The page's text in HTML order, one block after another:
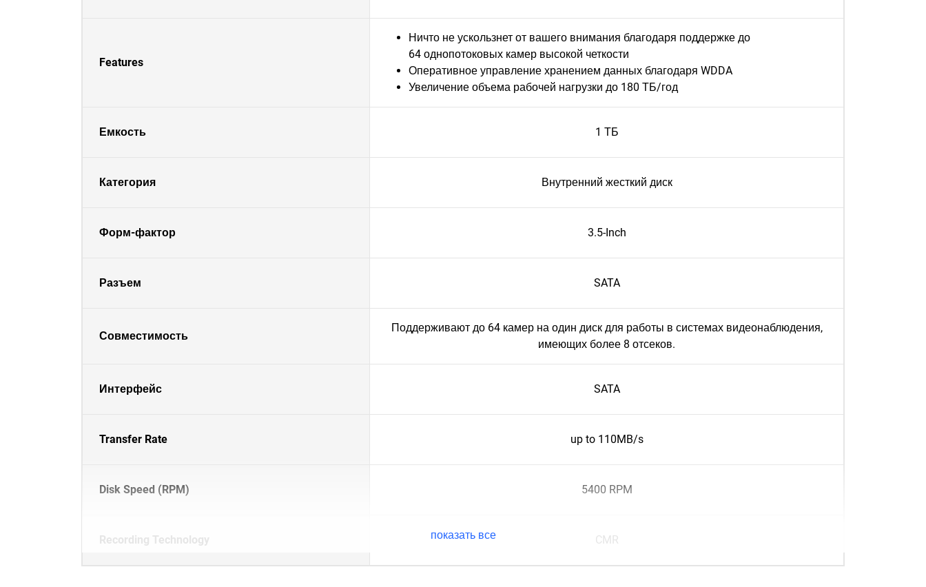
Features
Ничто не ускользнет от вашего внимания благодаря поддержке до
64 однопотоковых камер высокой четкости
Оперативное управление хранением данных благодаря WDDA
Увеличение объема рабочей нагрузки до 180 ТБ/год
Емкость 1 ТБ
Категория Внутренний жесткий диск
Форм-фактор 3.5-Inch
Разъем SATA
Совместимость
Поддерживают до 64 камер на один диск для работы в системах видеонаблюдения,
имеющих более 8 отсеков.
Интерфейс SATA
Transfer Rate up to 110MB/s
Disk Speed (RPM) 5400 RPM
Recording Technology CMR
показать все